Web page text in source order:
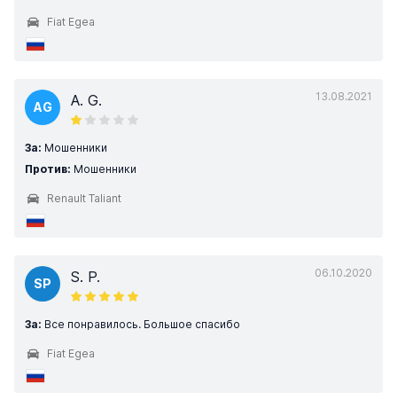
Fiat Egea
13.08.2021
AG A. G.
За: Мошенники
Против: Мошенники
Renault Taliant
06.10.2020
SP S. P.
За: Все понравилось. Большое спасибо
Fiat Egea